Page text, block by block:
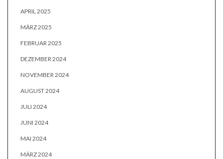
APRIL 2025
MÄRZ 2025
FEBRUAR 2025
DEZEMBER 2024
NOVEMBER 2024
AUGUST 2024
JULI 2024
JUNI 2024
MAI 2024
MÄRZ 2024